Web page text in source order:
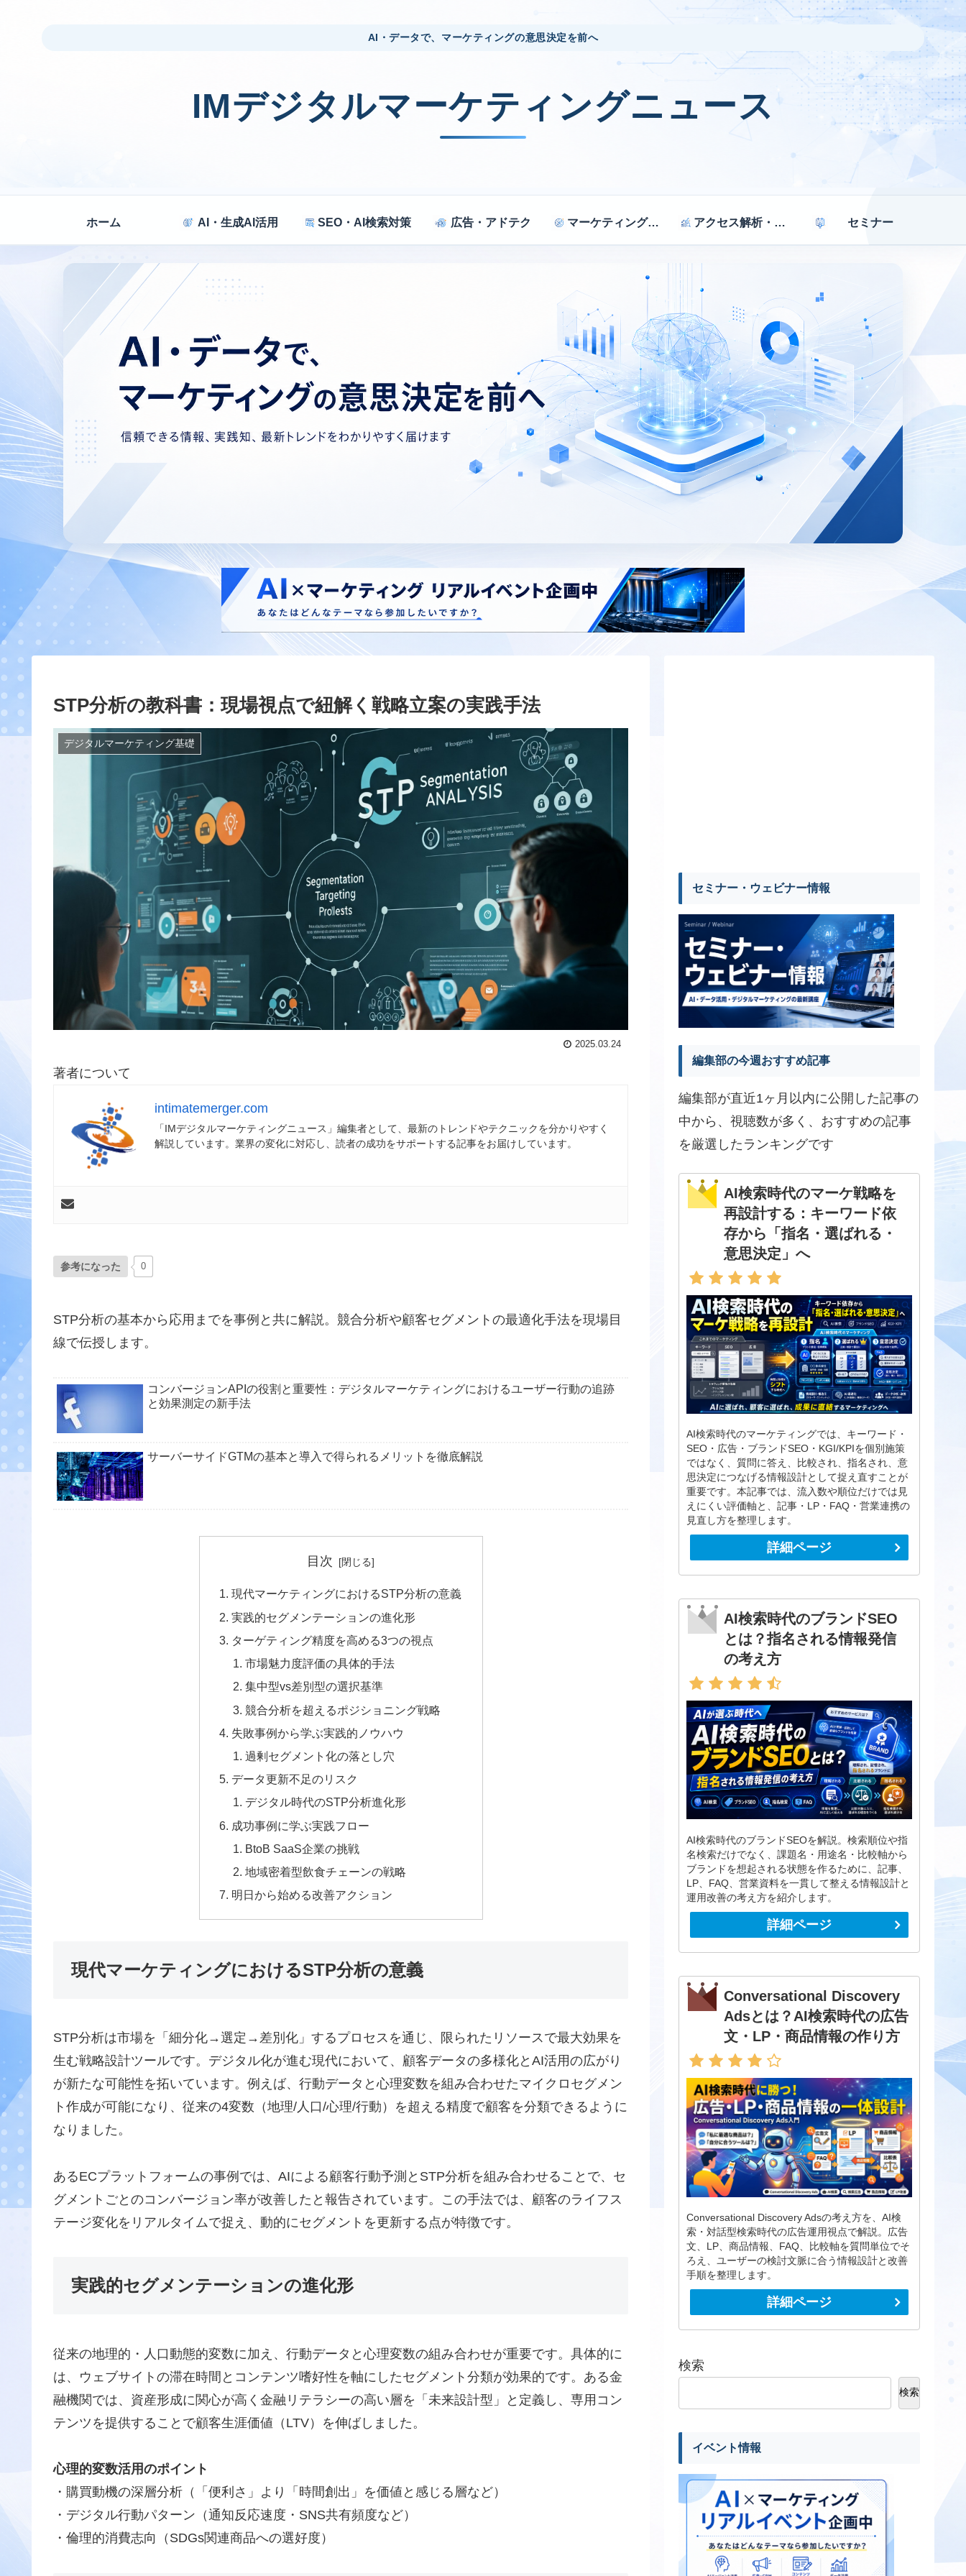
AI・データで、マーケティングの意思決定を前へ
IMデジタルマーケティングニュース
ホーム AI・生成AI活用 SEO・AI検索対策 広告・アドテク マーケティング戦略 アクセス解析・効果測定 セミナー
STP分析の教科書：現場視点で紐解く戦略立案の実践手法
デジタルマーケティング基礎
2025.03.24
著者について
intimatemerger.com
「IMデジタルマーケティングニュース」編集者として、最新のトレンドやテクニックを分かりやすく
解説しています。業界の変化に対応し、読者の成功をサポートする記事をお届けしています。
参考になった 0
STP分析の基本から応用までを事例と共に解説。競合分析や顧客セグメントの最適化手法を現場目
線で伝授します。
コンバージョンAPIの役割と重要性：デジタルマーケティングにおけるユーザー行動の追跡
と効果測定の新手法
サーバーサイドGTMの基本と導入で得られるメリットを徹底解説
目次
現代マーケティングにおけるSTP分析の意義
実践的セグメンテーションの進化形
ターゲティング精度を高める3つの視点
市場魅力度評価の具体的手法
集中型vs差別型の選択基準
競合分析を超えるポジショニング戦略
失敗事例から学ぶ実践的ノウハウ
過剰セグメント化の落とし穴
データ更新不足のリスク
デジタル時代のSTP分析進化形
成功事例に学ぶ実践フロー
BtoB SaaS企業の挑戦
地域密着型飲食チェーンの戦略
明日から始める改善アクション
現代マーケティングにおけるSTP分析の意義
STP分析は市場を「細分化→選定→差別化」するプロセスを通じ、限られたリソースで最大効果を
生む戦略設計ツールです。デジタル化が進む現代において、顧客データの多様化とAI活用の広がり
が新たな可能性を拓いています。例えば、行動データと心理変数を組み合わせたマイクロセグメン
ト作成が可能になり、従来の4変数（地理/人口/心理/行動）を超える精度で顧客を分類できるように
なりました。
あるECプラットフォームの事例では、AIによる顧客行動予測とSTP分析を組み合わせることで、セ
グメントごとのコンバージョン率が改善したと報告されています。この手法では、顧客のライフス
テージ変化をリアルタイムで捉え、動的にセグメントを更新する点が特徴です。
実践的セグメンテーションの進化形
従来の地理的・人口動態的変数に加え、行動データと心理変数の組み合わせが重要です。具体的に
は、ウェブサイトの滞在時間とコンテンツ嗜好性を軸にしたセグメント分類が効果的です。ある金
融機関では、資産形成に関心が高く金融リテラシーの高い層を「未来設計型」と定義し、専用コン
テンツを提供することで顧客生涯価値（LTV）を伸ばしました。
心理的変数活用のポイント
・購買動機の深層分析（「便利さ」より「時間創出」を価値と感じる層など）
・デジタル行動パターン（通知反応速度・SNS共有頻度など）
・倫理的消費志向（SDGs関連商品への選好度）
セミナー・ウェビナー情報
編集部の今週おすすめ記事
編集部が直近1ヶ月以内に公開した記事の
中から、視聴数が多く、おすすめの記事
を厳選したランキングです
AI検索時代のマーケ戦略を
再設計する：キーワード依
存から「指名・選ばれる・
意思決定」へ
AI検索時代のマーケティングでは、キーワード・
SEO・広告・ブランドSEO・KGI/KPIを個別施策
ではなく、質問に答え、比較され、指名され、意
思決定につなげる情報設計として捉え直すことが
重要です。本記事では、流入数や順位だけでは見
えにくい評価軸と、記事・LP・FAQ・営業連携の
見直し方を整理します。
詳細ページ
AI検索時代のブランドSEO
とは？指名される情報発信
の考え方
AI検索時代のブランドSEOを解説。検索順位や指
名検索だけでなく、課題名・用途名・比較軸から
ブランドを想起される状態を作るために、記事、
LP、FAQ、営業資料を一貫して整える情報設計と
運用改善の考え方を紹介します。
詳細ページ
Conversational Discovery
Adsとは？AI検索時代の広告
文・LP・商品情報の作り方
Conversational Discovery Adsの考え方を、AI検
索・対話型検索時代の広告運用視点で解説。広告
文、LP、商品情報、FAQ、比較軸を質問単位でそ
ろえ、ユーザーの検討文脈に合う情報設計と改善
手順を整理します。
詳細ページ
検索
検索
イベント情報